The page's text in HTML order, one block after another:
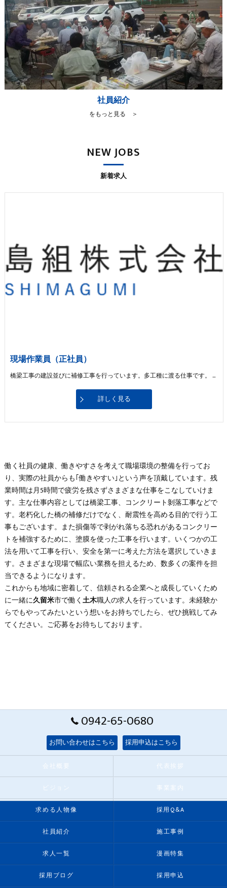
社員紹介
をもっと見る ＞
新着求人
NEW JOBS
現場作業員（正社員）
橋梁工事の建設並びに補修工事を行っています。多工種に渡る仕事です。 鉄筋、とび、型枠、はつり、左官などです。 未経験の方でもできることからしてもらい、成長できるよう指導します。 ※主に体を使う仕事です。 ※関連資格の取得を支援（補填）します。（自動車免許可） ※取得に際してかかる費用は全額会社にて負担します。
詳しく見る
働く社員の健康、働きやすさを考えて職場環境の整備を行ってお
り、実際の社員からも｢働きやすい｣という声を頂戴しています。残
業時間は月5時間で疲労を残さずさまざまな仕事をこなしていけま
す。主な仕事内容としては橋梁工事、コンクリート剝落工事などで
す。老朽化した橋の補修だけでなく、耐震性を高める目的で行う工
事もございます。また損傷等で剥がれ落ちる恐れがあるコンクリー
トを補強するために、塗膜を使った工事を行います。いくつかの工
法を用いて工事を行い、安全を第一に考えた方法を選択していきま
す。さまざまな現場で幅広い業務を担えるため、数多くの案件を担
当できるようになります。
これからも地域に密着して、信頼される企業へと成長していくため
に一緒に久留米市で働く土木職人の求人を行っています。未経験か
らでもやってみたいという想いをお持ちでしたら、ぜひ挑戦してみ
てください。ご応募をお待ちしております。
0942-65-0680
お問い合わせはこちら 採用申込はこちら
会社概要 代表挨拶
ビジョン 事業案内
求める人物像 採用Q&A
社員紹介 施工事例
求人一覧 漫画特集
採用ブログ 採用申込